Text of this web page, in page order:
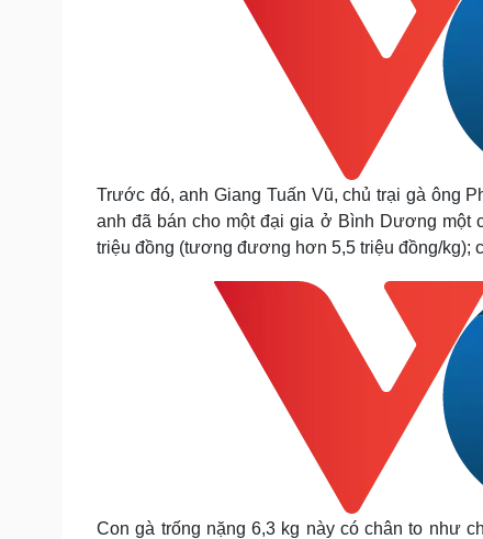
Trước đó, anh Giang Tuấn Vũ, chủ trại gà ông
anh đã bán cho một đại gia ở Bình Dương một
triệu đồng (tương đương hơn 5,5 triệu đồng/kg);
Con gà trống nặng 6,3 kg này có chân to như